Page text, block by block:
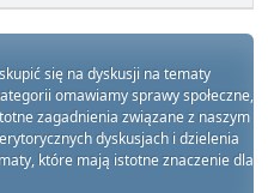
się na dyskusji na tematy
omawiamy sprawy społeczne,
zagadnienia związane z naszym
dyskusjach i dzielenia
które mają istotne znaczenie dla